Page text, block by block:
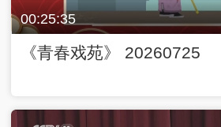
00:25:35
《青春戏苑》 20260725